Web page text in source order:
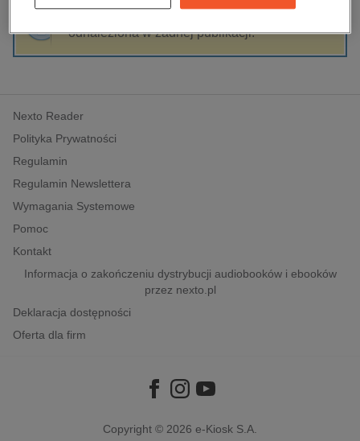
edukacja
hobby, sport, rozrywka
komputery, internet, technologie, informatyka
polityka, społeczno-informacyjne
psychologiczne
inne
popularno-naukowe
historia
odnaleziona w żadnej publikacji.
Nexto Reader
Polityka Prywatności
Regulamin
Regulamin Newslettera
Wymagania Systemowe
Pomoc
Kontakt
Informacja o zakończeniu dystrybucji audiobooków i ebooków
przez nexto.pl
Deklaracja dostępności
Oferta dla firm
Copyright © 2026 e-Kiosk S.A.